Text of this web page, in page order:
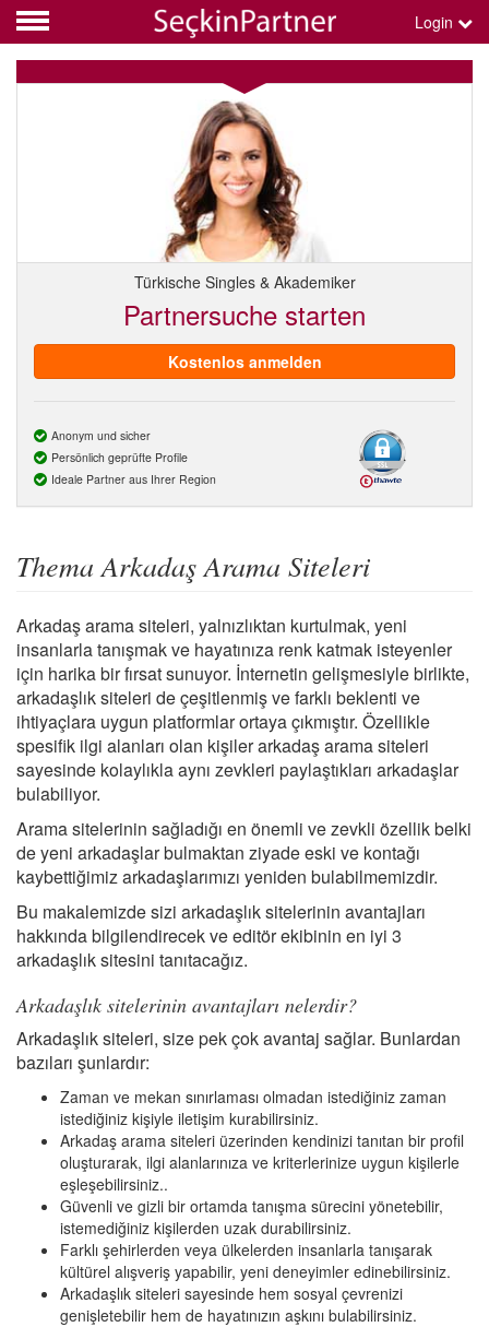
Login
Türkische Singles & Akademiker
Partnersuche starten
Kostenlos anmelden
Anonym und sicher
Persönlich geprüfte Profile
Ideale Partner aus Ihrer Region
Thema Arkadaş Arama Siteleri
Arkadaş arama siteleri, yalnızlıktan kurtulmak, yeni
insanlarla tanışmak ve hayatınıza renk katmak isteyenler
için harika bir fırsat sunuyor. İnternetin gelişmesiyle birlikte,
arkadaşlık siteleri de çeşitlenmiş ve farklı beklenti ve
ihtiyaçlara uygun platformlar ortaya çıkmıştır. Özellikle
spesifik ilgi alanları olan kişiler arkadaş arama siteleri
sayesinde kolaylıkla aynı zevkleri paylaştıkları arkadaşlar
bulabiliyor.
Arama sitelerinin sağladığı en önemli ve zevkli özellik belki
de yeni arkadaşlar bulmaktan ziyade eski ve kontağı
kaybettiğimiz arkadaşlarımızı yeniden bulabilmemizdir.
Bu makalemizde sizi arkadaşlık sitelerinin avantajları
hakkında bilgilendirecek ve editör ekibinin en iyi 3
arkadaşlık sitesini tanıtacağız.
Arkadaşlık sitelerinin avantajları nelerdir?
Arkadaşlık siteleri, size pek çok avantaj sağlar. Bunlardan
bazıları şunlardır:
Zaman ve mekan sınırlaması olmadan istediğiniz zaman
istediğiniz kişiyle iletişim kurabilirsiniz.
Arkadaş arama siteleri üzerinden kendinizi tanıtan bir profil
oluşturarak, ilgi alanlarınıza ve kriterlerinize uygun kişilerle
eşleşebilirsiniz..
Güvenli ve gizli bir ortamda tanışma sürecini yönetebilir,
istemediğiniz kişilerden uzak durabilirsiniz.
Farklı şehirlerden veya ülkelerden insanlarla tanışarak
kültürel alışveriş yapabilir, yeni deneyimler edinebilirsiniz.
Arkadaşlık siteleri sayesinde hem sosyal çevrenizi
genişletebilir hem de hayatınızın aşkını bulabilirsiniz.